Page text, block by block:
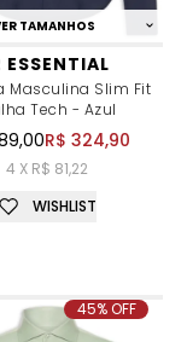
TAMANHOS
ESSENTIAL
Masculina Slim Fit
Tech - Azul
R$ 324,90
4 X R$ 81,22
WISHLIST
45% OFF